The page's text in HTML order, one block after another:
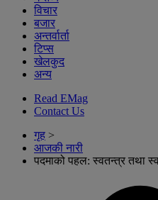
विचार
बजार
अन्तर्वार्ता
टिप्स
खेलकुद
अन्य
Read EMag
Contact Us
गृह >
आजकी नारी
पदमाको पहल: स्वतन्त्र तथा